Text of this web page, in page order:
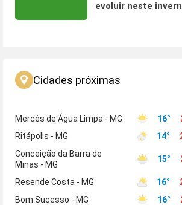
evoluir neste
Cidades próximas
Mercês de Água Limpa - MG 16°
Ritápolis - MG
14°
Conceição da Barra de
Minas - MG
15°
Resende Costa - MG 16°
Bom Sucesso - MG
16°